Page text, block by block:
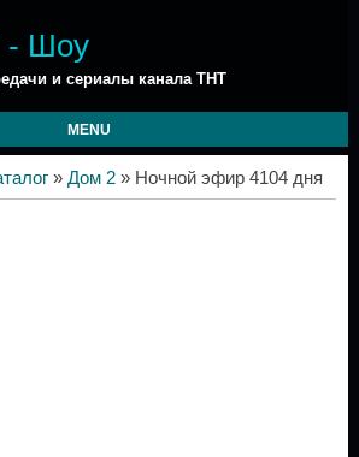
- Шоу
и сериалы канала ТНТ
MENU
» Дом 2» Ночной эфир 4104 дня